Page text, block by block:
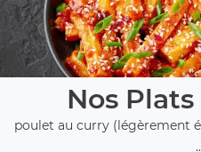
Nos
poulet au curry (légèrement